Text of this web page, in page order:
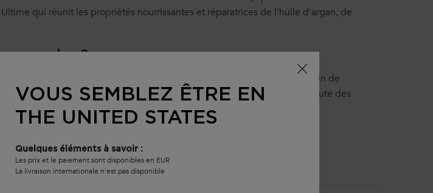
qui réunit les propriétés nourrissantes et réparatrices de l’huile d’argan, de
souples ?
adaptés à votre type de cheveux (cheveux bouclés, cheveux fins…) afin de
secs, tous nos produits de soins sont formulés pour sublimer la beauté des
VOUS SEMBLEZ ÊTRE EN
THE UNITED STATES
Quelques éléments à savoir :
Les prix et le paiement sont disponibles en EUR
La livraison internationale n'est pas disponible